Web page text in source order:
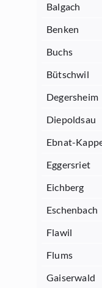
Balgach
Benken
Buchs
Bütschwil
Degersheim
Diepoldsau
Ebnat-
Eggersriet
Eichberg
Eschenbach
Flawil
Flums
Gaiserwald